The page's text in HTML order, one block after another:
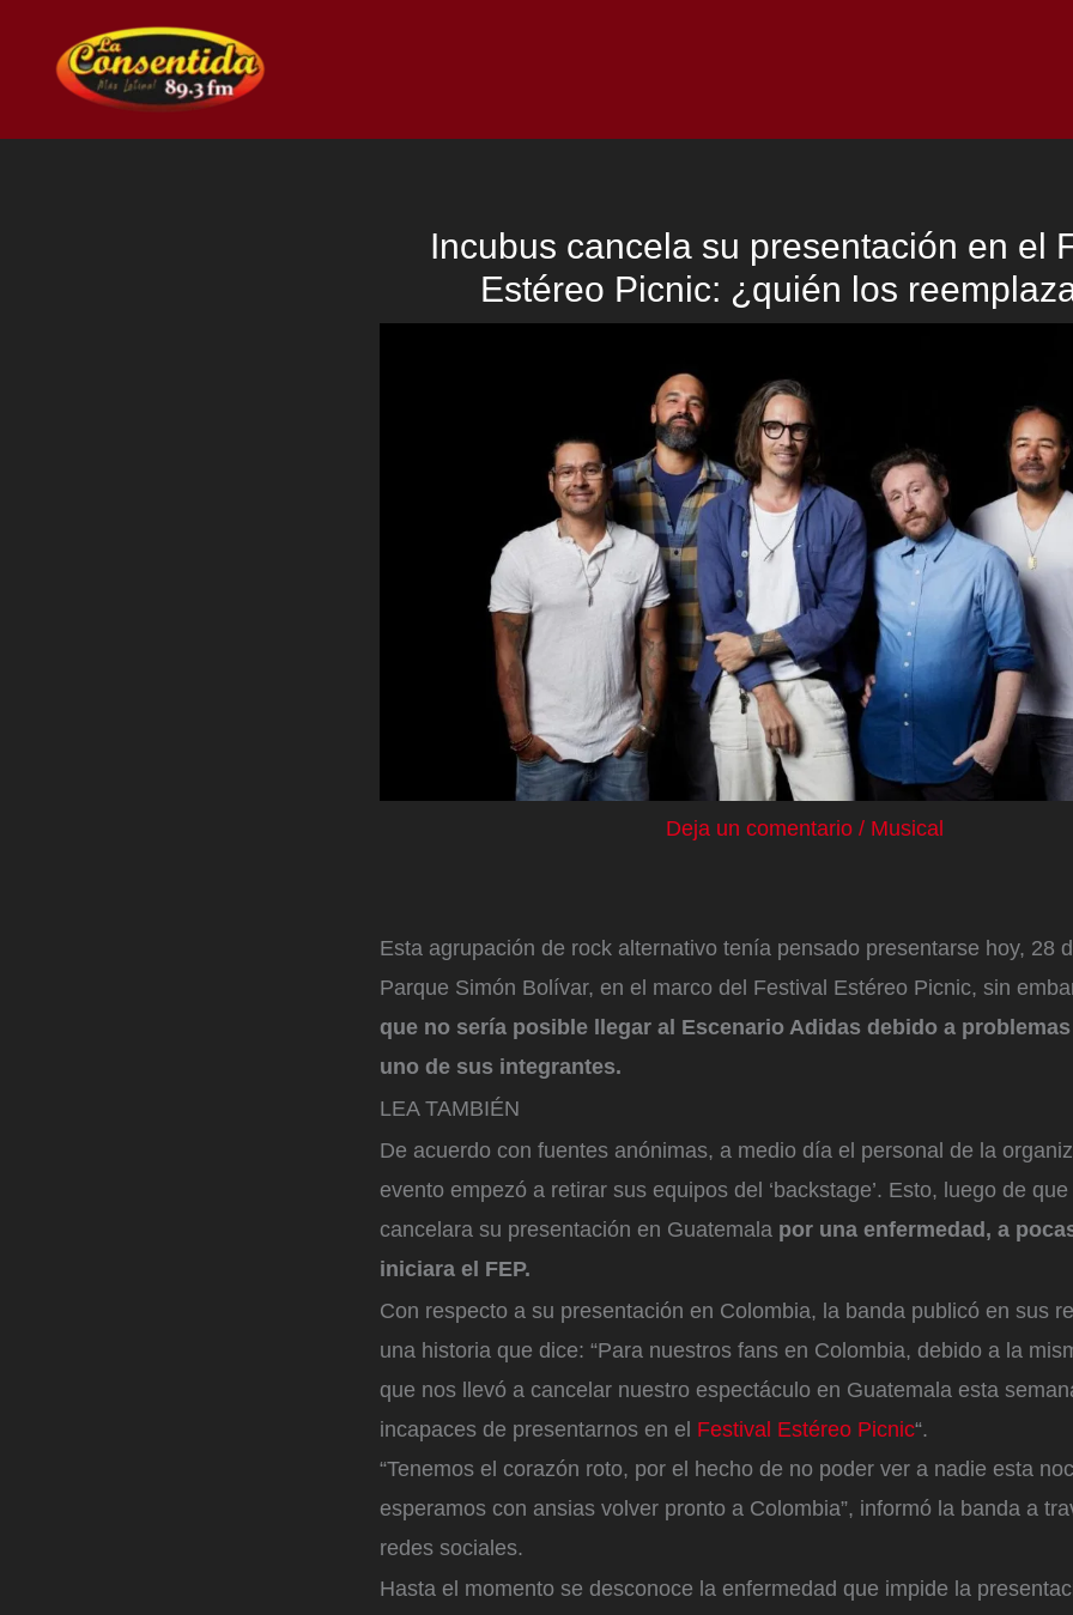
contenido
Incubus cancela su presentación en el
Estéreo Picnic: ¿quién los
Deja un comentario / Musical
Esta agrupación de rock alternativo tenía pensado presentarse hoy, 28
Parque Simón Bolívar, en el marco del Festival Estéreo Picnic, sin
que no sería posible llegar al Escenario Adidas debido a
uno de sus integrantes.
LEA TAMBIÉN
De acuerdo con fuentes anónimas, a medio día el personal de la
evento empezó a retirar sus equipos del ‘backstage’. Esto, luego de
cancelara su presentación en Guatemala por una enfermedad, a
iniciara el FEP.
Con respecto a su presentación en Colombia, la banda publicó en sus
una historia que dice: “Para nuestros fans en Colombia, debido a la
que nos llevó a cancelar nuestro espectáculo en Guatemala esta
incapaces de presentarnos en el Festival Estéreo Picnic“.
“Tenemos el corazón roto, por el hecho de no poder ver a nadie esta
esperamos con ansias volver pronto a Colombia”, informó la banda a
redes sociales.
Hasta el momento se desconoce la enfermedad que impide la